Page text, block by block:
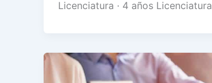
Licenciatura · 4 años Licenciatura